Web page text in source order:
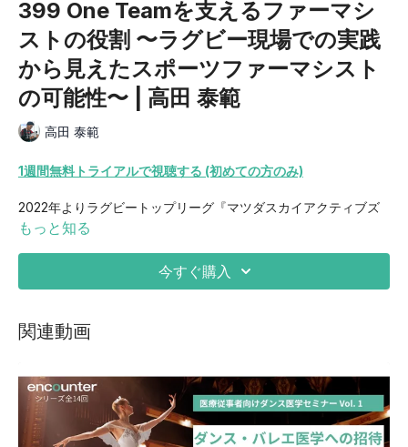
399 One Teamを支えるファーマシ
ストの役割 〜ラグビー現場での実践
から見えたスポーツファーマシスト
の可能性〜 | 高田 泰範
高田 泰範
1週間無料トライアルで視聴する (初めての方のみ)
2022年よりラグビートップリーグ『マツダスカイアクティブズ
広島』と契約し、スポーツファーマシストとしてチームに関わり
ファーマシストの役割を模索し、その経験からラグビーに限らず
多様な競技で支援の可能性を実感している。これまでの3年間の
もっと知る
今すぐ購入
関連動画